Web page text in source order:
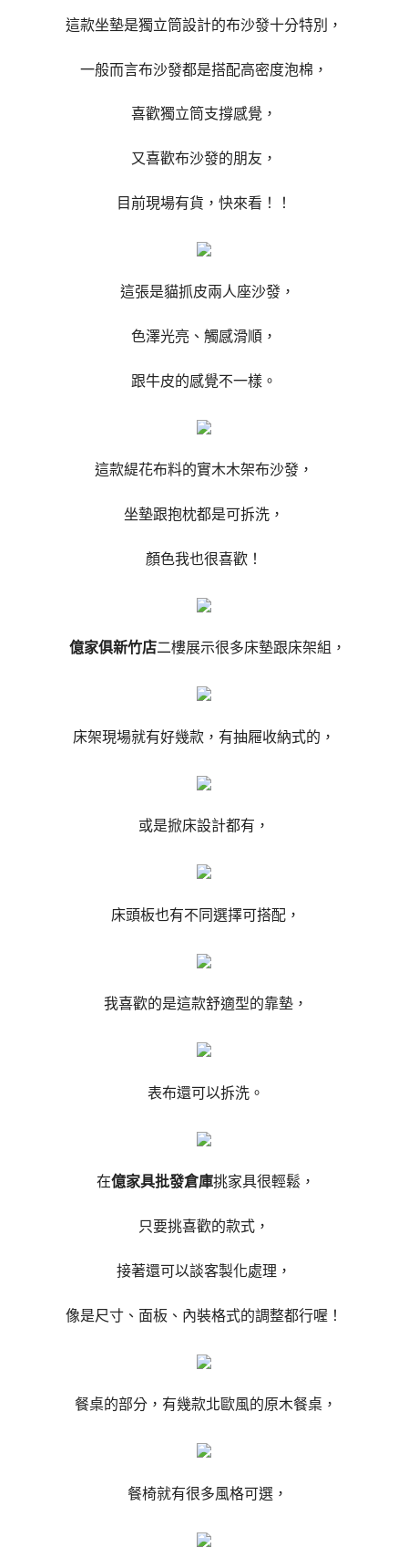
這款坐墊是獨立筒設計的布沙發十分特別，
一般而言布沙發都是搭配高密度泡棉，
喜歡獨立筒支撐感覺，
又喜歡布沙發的朋友，
目前現場有貨，快來看！！
這張是貓抓皮兩人座沙發，
色澤光亮、觸感滑順，
跟牛皮的感覺不一樣。
這款緹花布料的實木木架布沙發，
坐墊跟抱枕都是可拆洗，
顏色我也很喜歡！
億家俱新竹店二樓展示很多床墊跟床架組，
床架現場就有好幾款，有抽屜收納式的，
或是掀床設計都有，
床頭板也有不同選擇可搭配，
我喜歡的是這款舒適型的靠墊，
表布還可以拆洗。
在億家具批發倉庫挑家具很輕鬆，
只要挑喜歡的款式，
接著還可以談客製化處理，
像是尺寸、面板、內裝格式的調整都行喔！
餐桌的部分，有幾款北歐風的原木餐桌，
餐椅就有很多風格可選，